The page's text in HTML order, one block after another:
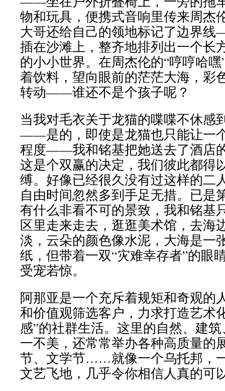
物和玩具，便携式音响里传来周杰
大哥还给自己的领地标记了边界
插在沙滩上，整齐地排列出一个长
的小小世界。在周杰伦的“哼哼哈
着饮料，望向眼前的茫茫大海，彩
转动——谁还不是个孩子呢？
当我对毛衣关于龙猫的喋喋不休感
——是的，即使是龙猫也只能让一
程度——我和铭基把她送去了酒店
这是个双赢的决定，我们彼此都得
缚。好像已经很久没有过这样的二
自由时间忽然多到手足无措。已是
有什么非看不可的景致，我和铭基
区里走来走去，逛逛美术馆，去海
淡，云朵的颜色像水泥，大海是一
纸，但带着一双“灾难幸存者”的眼
受宠若惊。
阿那亚是一个充斥着规矩和奇观的
和价值观筛选客户，力求打造艺术
感”的社群生活。这里的自然、建
一不美，还常常举办各种高质量的
节、文学节……就像一个乌托邦，
文艺飞地，几乎令你相信人真的可